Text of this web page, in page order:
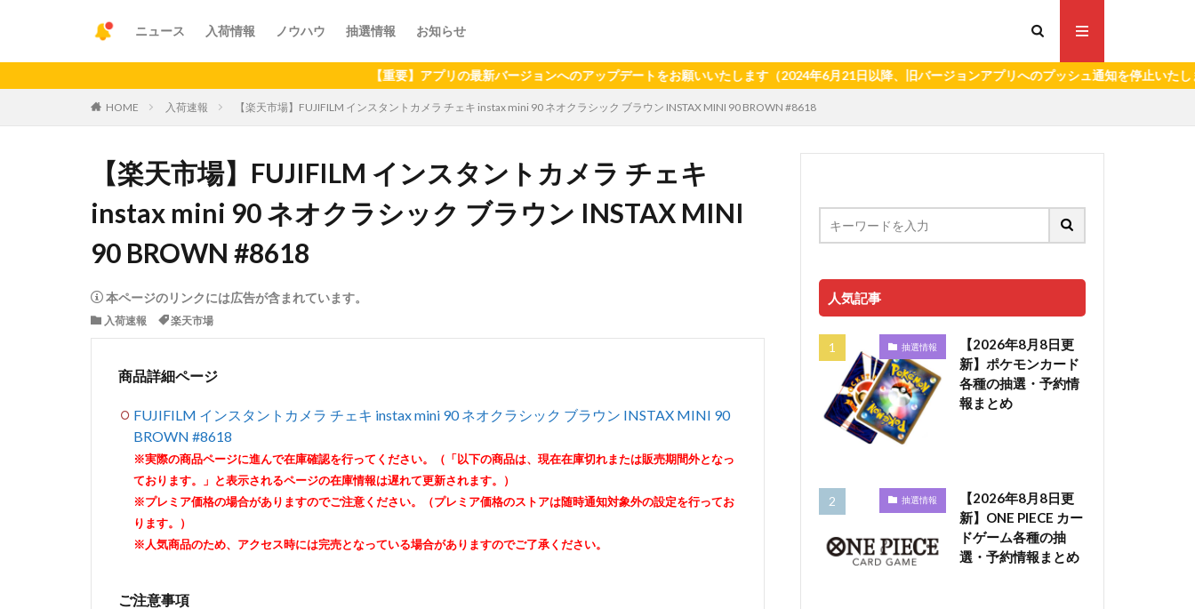
ニュース 入荷情報 ノウハウ 抽選情報 お知らせ
【重要】アプリの最新バージョンへのアップデートをお願いいたします（2024年6月21日以降、旧バージョンアプリへのプッシュ通知を停止いたします。）
HOME 入荷速報 【楽天市場】FUJIFILM インスタントカメラ チェキ instax mini 90 ネオクラシック ブラウン INSTAX MINI 90 BROWN #8618
【楽天市場】FUJIFILM インスタントカメラ チェキ
instax mini 90 ネオクラシック ブラウン INSTAX MINI
90 BROWN #8618
本ページのリンクには広告が含まれています。
入荷速報 楽天市場
商品詳細ページ
FUJIFILM インスタントカメラ チェキ instax mini 90 ネオクラシック ブラウン INSTAX MINI 90
BROWN #8618
※実際の商品ページに進んで在庫確認を行ってください。（「以下の商品は、現在在庫切れまたは販売期間外となっ
ております。」と表示されるページの在庫情報は遅れて更新されます。）
※プレミア価格の場合がありますのでご注意ください。（プレミア価格のストアは随時通知対象外の設定を行ってお
ります。）
※人気商品のため、アクセス時には完売となっている場合がありますのでご了承ください。
ご注意事項
人気記事
抽選情報
【2026年8月8日更
新】ポケモンカード
各種の抽選・予約情
報まとめ
抽選情報
【2026年8月8日更
新】ONE PIECE カー
ドゲーム各種の抽
選・予約情報まとめ